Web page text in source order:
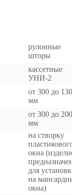
рулонные
шторы
кассетные
УНИ-2
от 300 до
мм
от 300 до
мм
на створку
окна
для
на
окна)